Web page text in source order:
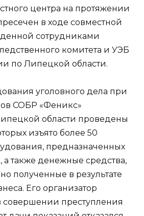
центра на протяжении
в ходе совместной
сотрудниками
комитета и УЭБ
по Липецкой области.
уголовного дела при
СОБР «Феникс»
области проведены
изъято более 50
предназначенных
а также денежные средства,
полученные в результате
Его организатор
совершении преступления